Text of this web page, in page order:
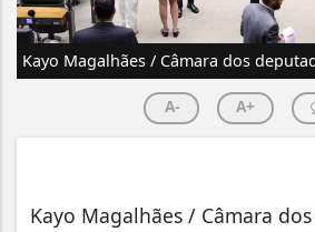
Kayo Magalhães / Câmara dos
A- A+
Kayo Magalhães / Câmara